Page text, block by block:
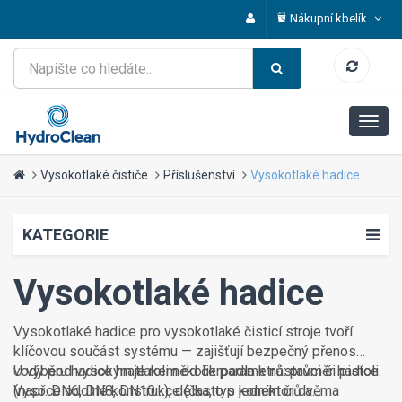
Nákupní kbelík
Vysokotlaké čističe Příslušenství Vysokotlaké hadice
KATEGORIE
Vysokotlaké hadice
Vysokotlaké hadice pro vysokotlaké čisticí stroje tvoří
klíčovou součást systému — zajišťují bezpečný přenos
vody pod vysokým tlakem od čerpadla k nástavci či pistoli.
Vysoce odolné konstrukce (často s jedním či dvěma
U výběru hadice hraje roli několik parametrů: průměr hadice
(např. DN6, DN8, DN10…), délka, typ konektorů a